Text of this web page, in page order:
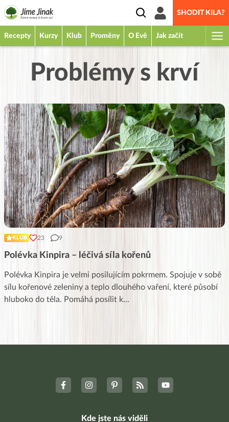
SHODIT KILA?
Recepty Kurzy Klub Proměny O Evě Jak začít
Problémy s krví
KLUB 23 9
Polévka Kinpira – léčivá síla kořenů
Polévka Kinpira je velmi posilujícím pokrmem. Spojuje v sobě
sílu kořenové zeleniny a teplo dlouhého vaření, které působí
hluboko do těla. Pomáhá posílit k...
Kde jste nás viděli